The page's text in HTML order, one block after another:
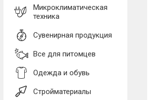
Микроклиматическая
техника
Сувенирная продукция
Все для питомцев
Одежда и обувь
Стройматериалы